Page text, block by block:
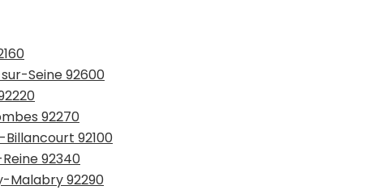
Seine 92600
92270
92100
92340
Malabry 92290